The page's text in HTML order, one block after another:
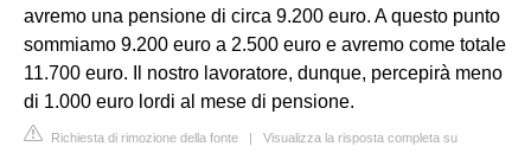
avremo una pensione di circa 9.200 euro. A questo punto
sommiamo 9.200 euro a 2.500 euro e avremo come totale
11.700 euro. Il nostro lavoratore, dunque, percepirà meno
di 1.000 euro lordi al mese di pensione.
Richiesta di rimozione della fonte | Visualizza la risposta completa su